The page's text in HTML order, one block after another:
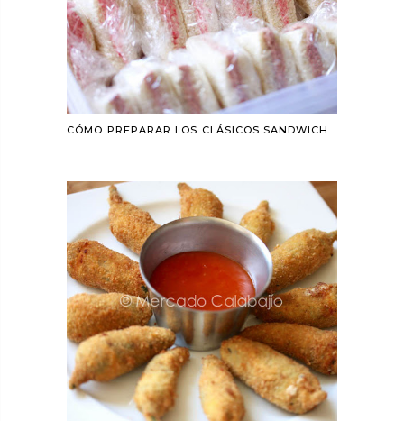
CÓMO PREPARAR LOS CLÁSICOS SANDWICHES DE SALAMI O QUESO CON TOMATE DE RODILLA©